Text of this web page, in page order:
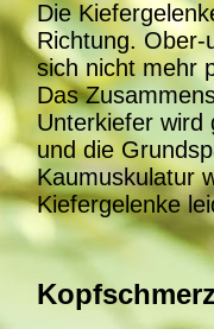
Die
Richtung. Ober-
sich nicht mehr
Das
Unterkiefer wird
und die
Kaumuskulatur
Kiefergelenke